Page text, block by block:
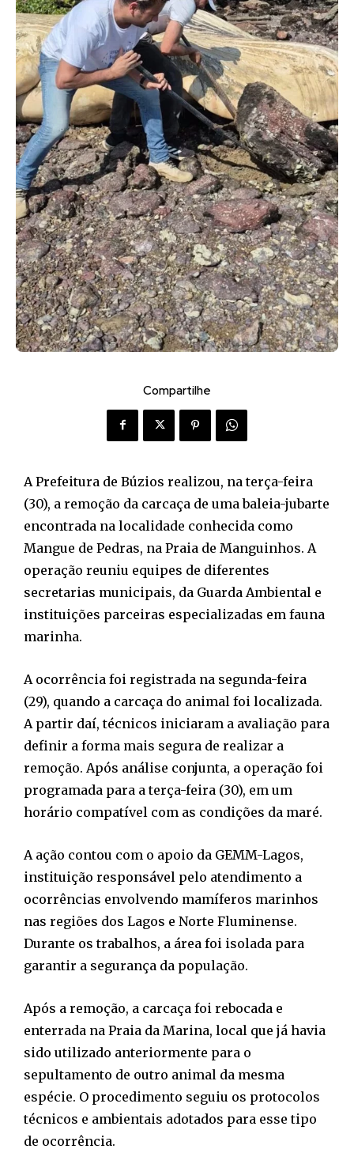
Compartilhe
A Prefeitura de Búzios realizou, na terça-feira
(30), a remoção da carcaça de uma baleia-jubarte
encontrada na localidade conhecida como
Mangue de Pedras, na Praia de Manguinhos. A
operação reuniu equipes de diferentes
secretarias municipais, da Guarda Ambiental e
instituições parceiras especializadas em fauna
marinha.
A ocorrência foi registrada na segunda-feira
(29), quando a carcaça do animal foi localizada.
A partir daí, técnicos iniciaram a avaliação para
definir a forma mais segura de realizar a
remoção. Após análise conjunta, a operação foi
programada para a terça-feira (30), em um
horário compatível com as condições da maré.
A ação contou com o apoio da GEMM-Lagos,
instituição responsável pelo atendimento a
ocorrências envolvendo mamíferos marinhos
nas regiões dos Lagos e Norte Fluminense.
Durante os trabalhos, a área foi isolada para
garantir a segurança da população.
Após a remoção, a carcaça foi rebocada e
enterrada na Praia da Marina, local que já havia
sido utilizado anteriormente para o
sepultamento de outro animal da mesma
espécie. O procedimento seguiu os protocolos
técnicos e ambientais adotados para esse tipo
de ocorrência.